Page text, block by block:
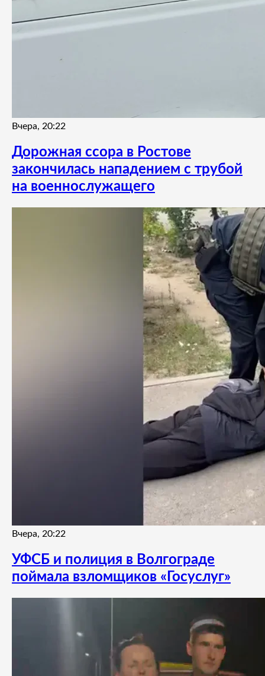
Вчера, 20:22
Дорожная ссора в Ростове
закончилась нападением с трубой
на военнослужащего
Вчера, 20:22
УФСБ и полиция в Волгограде
поймала взломщиков «Госуслуг»